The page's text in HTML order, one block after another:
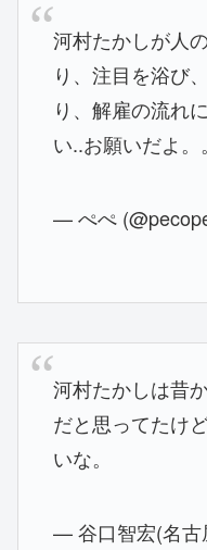
河村たかしが人
り、注目を浴び
り、解雇の流れ
い..お願いだよ。。
— ぺぺ
河村たかしは昔
だと思ってたけ
いな。
— 谷口智宏(名古